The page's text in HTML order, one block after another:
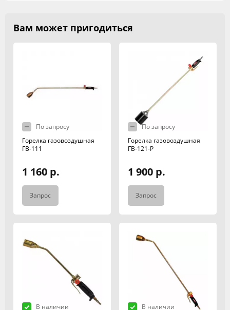
Вам может пригодиться
По запросу
Горелка газовоздушная
ГВ-111
1 160 р.
Запрос
По запросу
Горелка газовоздушная
ГВ-121-Р
1 900 р.
Запрос
В наличии В наличии